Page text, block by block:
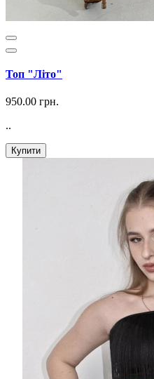
Топ "Літо"
950.00 грн.
..
Купити